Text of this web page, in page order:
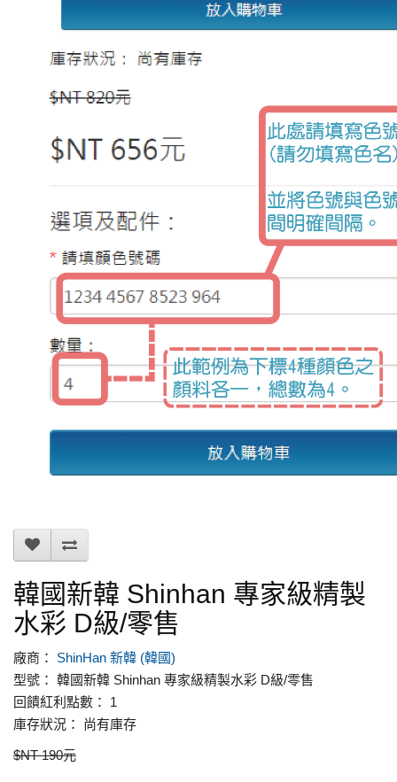
韓國新韓 Shinhan 專家級精製
水彩 D級/零售
廠商： ShinHan 新韓 (韓國)
型號： 韓國新韓 Shinhan 專家級精製水彩 D級/零售
回饋紅利點數： 1
庫存狀況： 尚有庫存
$NT 190元